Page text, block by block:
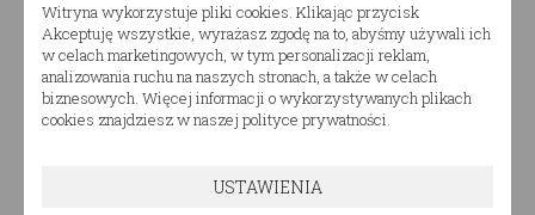
0.00pln
Malowanie szuflady
Witryna wykorzystuje pliki cookies. Klikając przycisk
Akceptuję wszystkie, wyrażasz zgodę na to, abyśmy używali ich
w celach marketingowych, w tym personalizacji reklam,
analizowania ruchu na naszych stronach, a także w celach
biznesowych. Więcej informacji o wykorzystywanych plikach
cookies znajdziesz w naszej polityce prywatności.
USTAWIENIA